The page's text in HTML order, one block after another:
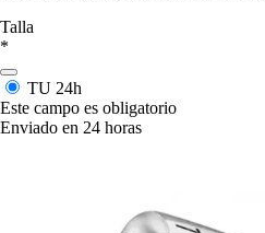
Talla
*
TU 24h
Este campo es obligatorio
Enviado en 24 horas